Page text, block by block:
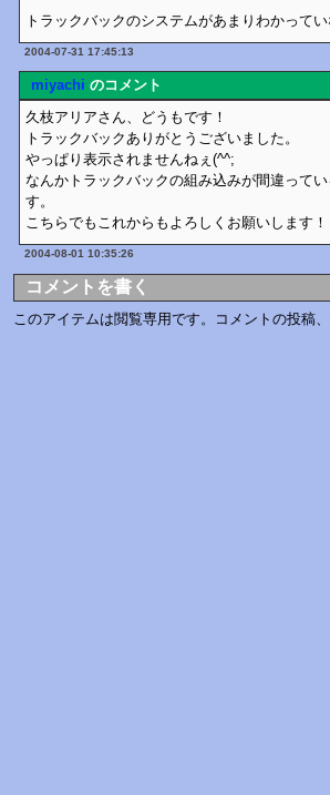
トラックバックのシステムがあまりわかって
2004-07-31 17:45:13
miyachi のコメント
久枝アリアさん、どうもです！
トラックバックありがとうございました。
やっぱり表示されませんねぇ(^^;
なんかトラックバックの組み込みが間違って
す。
こちらでもこれからもよろしくお願いします！
2004-08-01 10:35:26
コメントを書く
このアイテムは閲覧専用です。コメントの投稿